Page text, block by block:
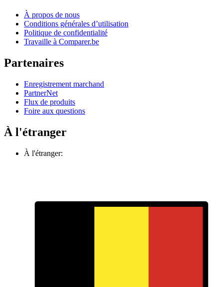
À propos de nous
Conditions générales d’utilisation
Politique de confidentialité
Travaille à Comparer.be
Partenaires
Enregistrement marchand
PartnerNet
Flux de produits
Foire aux questions
À l'étranger
À l'étranger: